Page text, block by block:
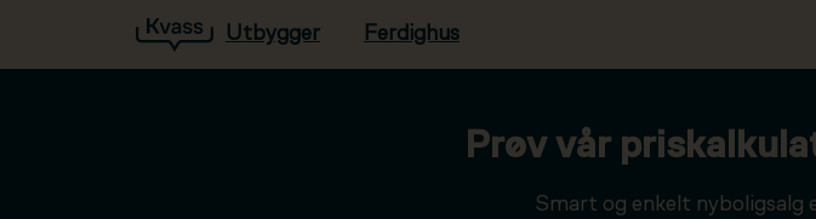
Hopp til hovedinnholdUtbygger Ferdighus
Prøv vår
Smart og enkelt nyboligsalg